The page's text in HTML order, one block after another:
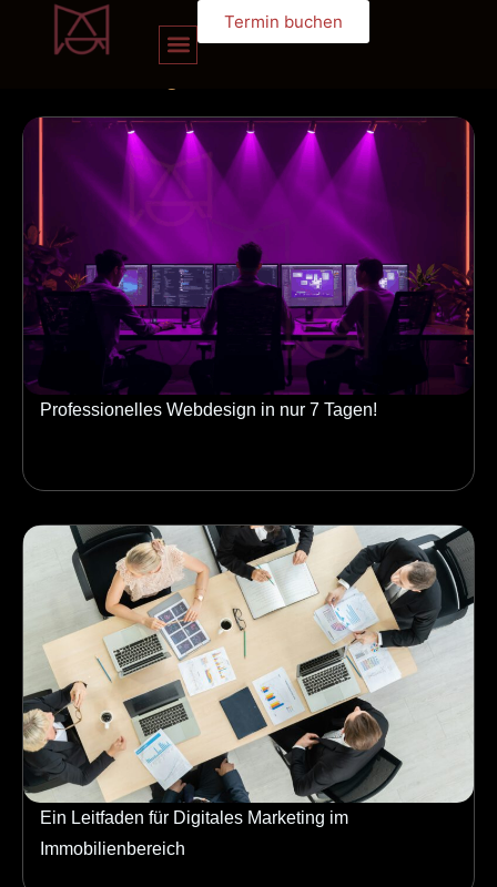
Termin buchen
Professionelles Webdesign in nur 7 Tagen!
Ein Leitfaden für Digitales Marketing im
Immobilienbereich